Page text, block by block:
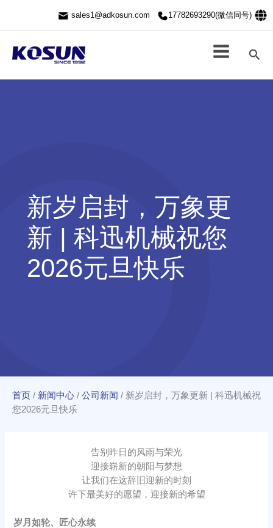
sales1@adkosun.com 17782693290(微信同号)
搜
索
新岁启封，万象更
新 | 科迅机械祝您
2026元旦快乐
首页 / 新闻中心 / 公司新闻 / 新岁启封，万象更新 | 科迅机械祝
您2026元旦快乐
告别昨日的风雨与荣光
迎接崭新的朝阳与梦想
让我们在这辞旧迎新的时刻
许下最美好的愿望，迎接新的希望
岁月如轮、匠心永续